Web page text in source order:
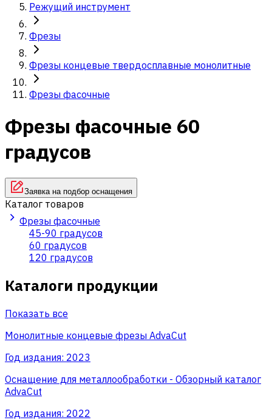
Режущий инструмент
Фрезы
Фрезы концевые твердосплавные монолитные
Фрезы фасочные
Фрезы фасочные 60
градусов
Заявка на подбор оснащения
Каталог товаров
Фрезы фасочные
45-90 градусов
60 градусов
120 градусов
Каталоги продукции
Показать все
Монолитные концевые фрезы AdvaСut
Год издания: 2023
Оснащение для металлообработки - Обзорный каталог
AdvaCut
Год издания: 2022